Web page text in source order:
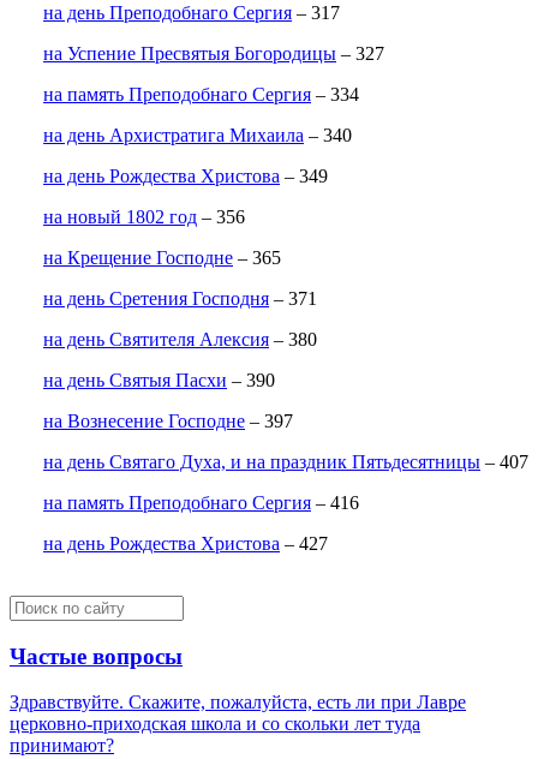
на день Преподобнаго Сергия – 317
на Успение Пресвятыя Богородицы – 327
на память Преподобнаго Сергия – 334
на день Архистратига Михаила – 340
на день Рождества Христова – 349
на новый 1802 год – 356
на Крещение Господне – 365
на день Сретения Господня – 371
на день Святителя Алексия – 380
на день Святыя Пасхи – 390
на Вознесение Господне – 397
на день Святаго Духа, и на праздник Пятьдесятницы – 407
на память Преподобнаго Сергия – 416
на день Рождества Христова – 427
Частые вопросы
Здравствуйте. Скажите, пожалуйста, есть ли при Лавре
церковно-приходская школа и со скольки лет туда
принимают?